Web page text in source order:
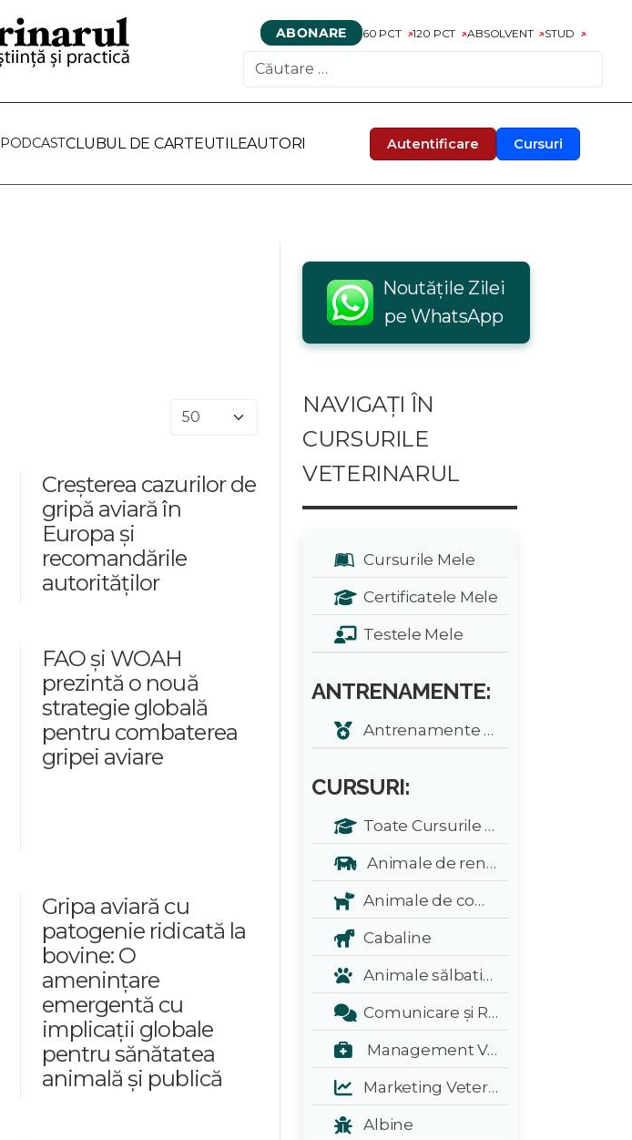
ABONARE 60 PCT 120 PCT ABSOLVENT STUD
Autentificare Cursuri
PODCASTCLUBUL DE CARTEUTILEAUTORI
Afișare #
Creșterea cazurilor de
gripă aviară în
Europa și
recomandările
autorităților
FAO și WOAH
prezintă o nouă
strategie globală
pentru combaterea
gripei aviare
Gripa aviară cu
patogenie ridicată la
bovine: O
amenințare
emergentă cu
implicații globale
pentru sănătatea
animală și publică
Noutățile Zilei
pe WhatsApp
NAVIGAȚI ÎN
CURSURILE
VETERINARUL
Cursurile Mele
Certificatele Mele
Testele Mele
ANTRENAMENTE:
Antrenamente zilnice
CURSURI:
Toate Cursurile Veterinarul:
Animale de renta
Animale de companie
Cabaline
Animale sălbatice și exotice
Comunicare și Relații Publice
Management Veterinar
Marketing Veterinar
Albine